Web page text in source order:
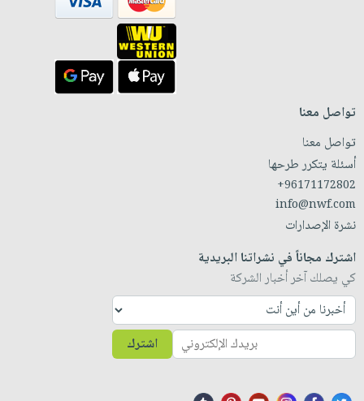
تواصل معنا
تواصل معنا
أسئلة يتكرر طرحها
+96171172802
info@nwf.com
نشرة الإصدارات
اشترك مجاناً في نشراتنا البريدية
كي يصلك آخر أخبار الشركة
اشترك